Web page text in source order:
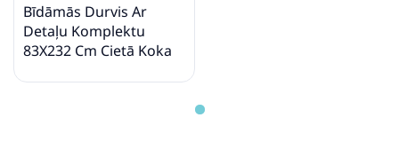
Bīdāmās Durvis Ar
Detaļu Komplektu
83X232 Cm Cietā Koka